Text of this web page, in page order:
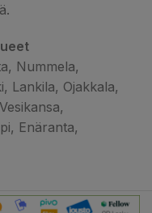
Nummela,
Lankila, Ojakkala,
Enäranta,